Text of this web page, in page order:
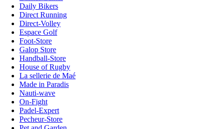
Daily Bikers
Direct Running
Direct-Volley
Espace Golf
Foot-Store
Galop Store
Handball-Store
House of Rugby
La sellerie de Maé
Made in Paradis
Nauti-wave
On-Fight
Padel-Expert
Pecheur-Store